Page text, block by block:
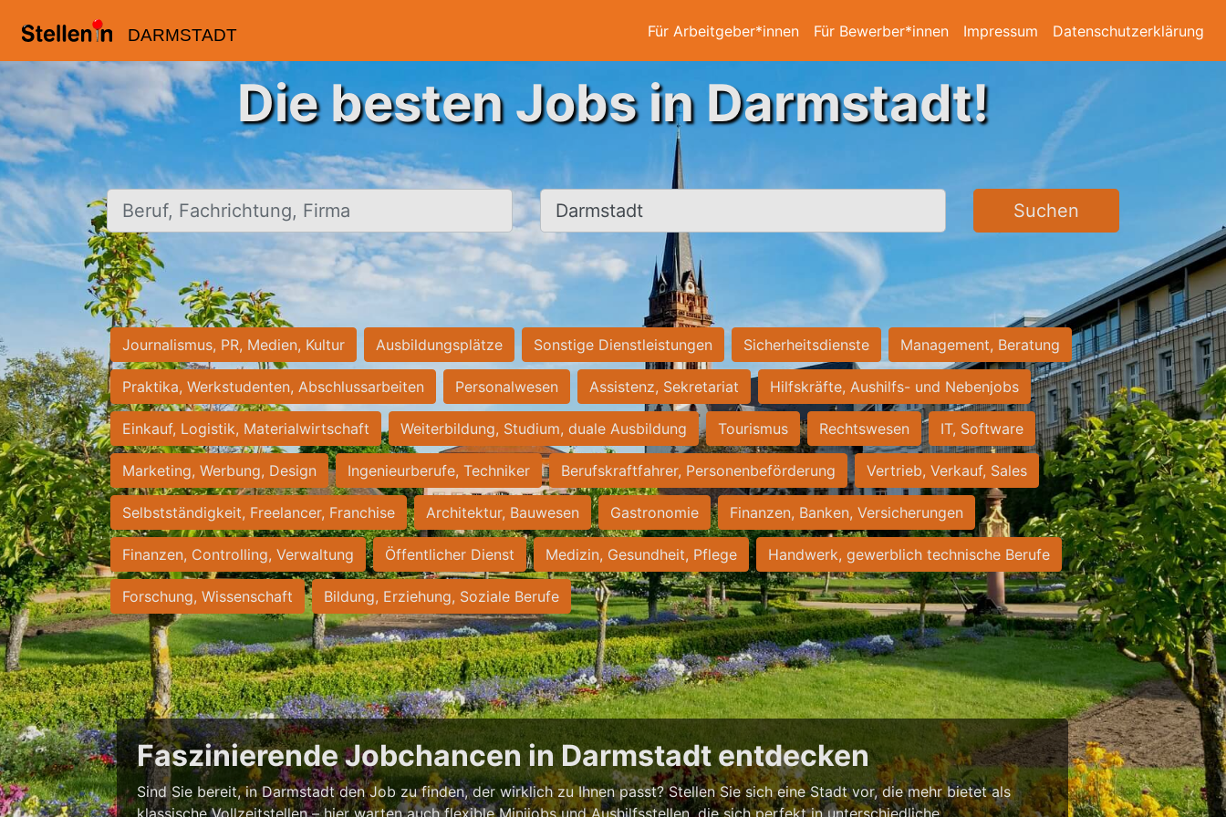
DARMSTADT Für Arbeitgeber*innen Für Bewerber*innen Impressum Datenschutzerklärung
Die besten Jobs in Darmstadt!
Beruf, Fachrichtung, Firma Ort, Stadt Suchen
Journalismus, PR, Medien, Kultur Ausbildungsplätze Sonstige Dienstleistungen Sicherheitsdienste Management, Beratung
Praktika, Werkstudenten, Abschlussarbeiten Personalwesen Assistenz, Sekretariat Hilfskräfte, Aushilfs- und Nebenjobs
Einkauf, Logistik, Materialwirtschaft Weiterbildung, Studium, duale Ausbildung Tourismus Rechtswesen IT, Software
Marketing, Werbung, Design Ingenieurberufe, Techniker Berufskraftfahrer, Personenbeförderung Vertrieb, Verkauf, Sales
Selbstständigkeit, Freelancer, Franchise Architektur, Bauwesen Gastronomie Finanzen, Banken, Versicherungen
Finanzen, Controlling, Verwaltung Öffentlicher Dienst Medizin, Gesundheit, Pflege Handwerk, gewerblich technische Berufe
Forschung, Wissenschaft Bildung, Erziehung, Soziale Berufe
Faszinierende Jobchancen in Darmstadt entdecken
Sind Sie bereit, in Darmstadt den Job zu finden, der wirklich zu Ihnen passt? Stellen Sie sich eine Stadt vor, die mehr bietet als